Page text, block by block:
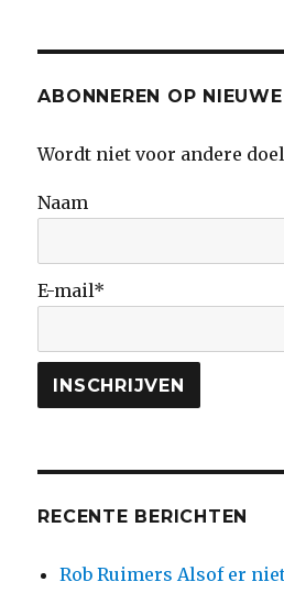
in
ABONNEREN OP
Wordt niet voor andere
Naam
E-mail*
RECENTE BERICHTEN
Rob Ruimers Alsof er